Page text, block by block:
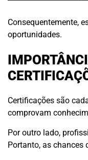
Consequentemente,
oportunidades.
Certificações são
comprovam
Por outro lado,
Portanto, as chances